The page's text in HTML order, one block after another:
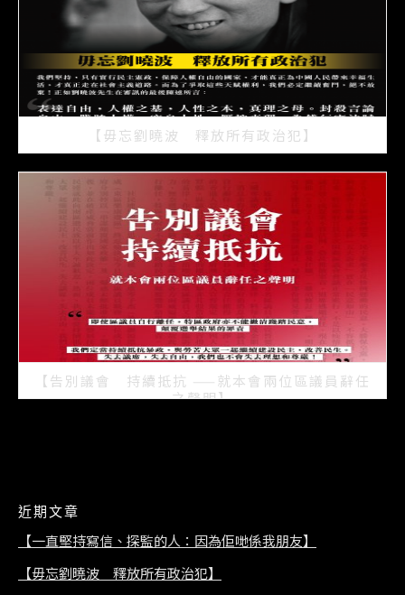
【毋忘劉曉波 釋放所有政治犯】
【告別議會 持續抵抗 ——就本會兩位區議員辭任
之聲明】
近期文章
【一直堅持寫信、探監的人：因為佢哋係我朋友】
【毋忘劉曉波 釋放所有政治犯】